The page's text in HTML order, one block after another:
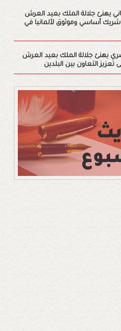
يهنئ جلالة الملك بعيد العرش
أساسي وموثوق لألمانيا في
يهنئ جلالة الملك بعيد العرش
التعاون بين البلدين